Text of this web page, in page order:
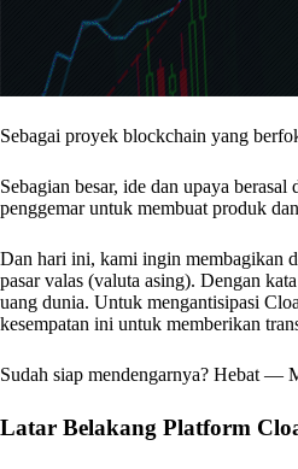
Sebagai proyek blockchain yang
Sebagian besar, ide dan upaya
penggemar untuk membuat produk
Dan hari ini, kami ingin membagikan
pasar valas (valuta asing). Dengan
uang dunia. Untuk mengantisipasi
kesempatan ini untuk memberikan
Sudah siap mendengarnya? Hebat —
Latar Belakang Platform